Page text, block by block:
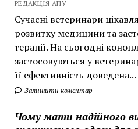
РЕДАКЦІЯ АПУ
Сучасні ветеринари
розвитку медицини та
терапії. На сьогодні
застосовуються у
її ефективність доведена...
Залишити коментар
Чому мати надійного